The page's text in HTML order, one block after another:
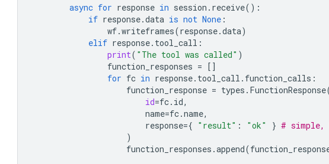
async for response in session . receive():
if response.data is not None :
wf.writeframes(response.data)
elif response. tool_call :
print( "The tool was called" )
function_responses = []
for fc in response. tool_call . function_calls :
function_response = types . FunctionResponse
id=fc. id,
name=fc.name,
response={ "result" : "ok" } # simple,
)
function_responses .append(